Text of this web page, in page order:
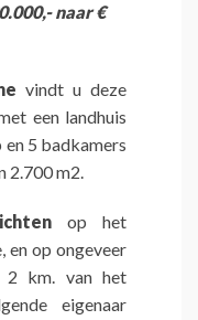
naar €
vindt u deze
een landhuis
5 badkamers
2.700 m2.
op het
en op ongeveer
2 km. van het
eigenaar